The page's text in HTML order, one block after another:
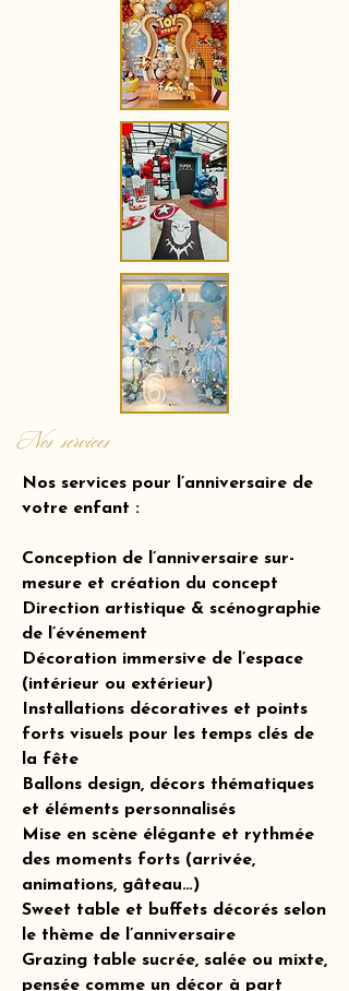
Nos services
Nos services pour l’anniversaire de
votre enfant :
Conception de l’anniversaire sur-
mesure et création du concept
Direction artistique & scénographie
de l’événement
Décoration immersive de l’espace
(intérieur ou extérieur)
Installations décoratives et points
forts visuels pour les temps clés de
la fête
Ballons design, décors thématiques
et éléments personnalisés
Mise en scène élégante et rythmée
des moments forts (arrivée,
animations, gâteau…)
Sweet table et buffets décorés selon
le thème de l’anniversaire
Grazing table sucrée, salée ou mixte,
pensée comme un décor à part